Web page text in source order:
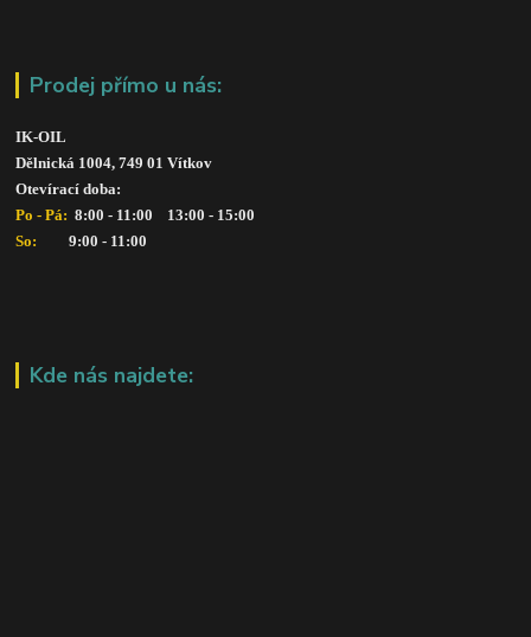
Prodej přímo u nás:
IK-OIL
Dělnická 1004, 749 01 Vítkov
Otevírací doba:
Po - Pá: 8:00 - 11:00    13:00 - 15:00
So:
      9:00 - 11:00
Kde nás najdete: